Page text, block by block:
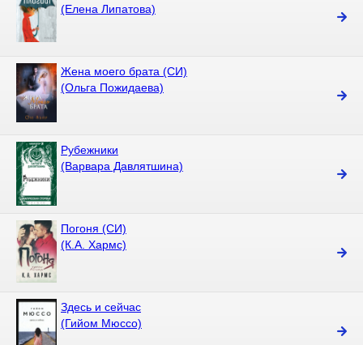
(Елена Липатова)
Жена моего брата (СИ)
(Ольга Пожидаева)
Рубежники
(Варвара Давлятшина)
Погоня (СИ)
(К.А. Хармс)
Здесь и сейчас
(Гийом Мюссо)